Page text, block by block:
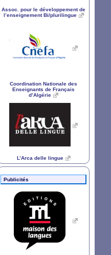
Assoc. pour le développement de
l’enseignement Bi/plurilingue
Coordination Nationale des
Enseignants de Français
d’Algérie
L’Arca delle lingue
Publicités